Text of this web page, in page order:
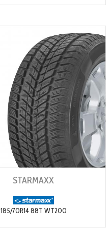
STARMAXX
185/70R14 88T WT200